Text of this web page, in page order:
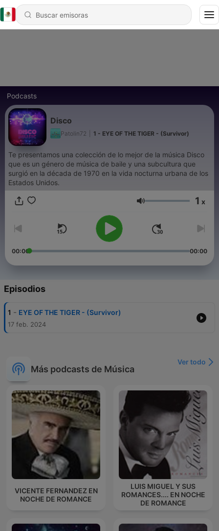
Podcasts
Disco
Patolin72 1 - EYE OF THE TIGER - (Survivor)
Te presentamos una colección de lo mejor de la música Disco
que es un género de música de baile y una subcultura que
surgió en la década de 1970 en la vida nocturna urbana de los
Estados Unidos.
Volumen 1 x
00:00 00:00
Episodios
1 - EYE OF THE TIGER - (Survivor)
17 feb. 2024
Más podcasts de Música
Ver todo
VICENTE FERNANDEZ EN
NOCHE DE ROMANCE
LUIS MIGUEL Y SUS
ROMANCES.... EN NOCHE
DE ROMANCE